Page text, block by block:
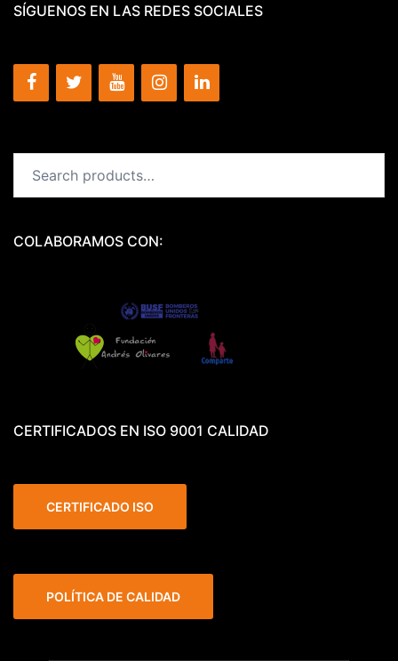
SÍGUENOS EN LAS REDES SOCIALES
for:
COLABORAMOS CON:
CERTIFICADOS EN ISO 9001 CALIDAD
CERTIFICADO ISO
POLÍTICA DE CALIDAD